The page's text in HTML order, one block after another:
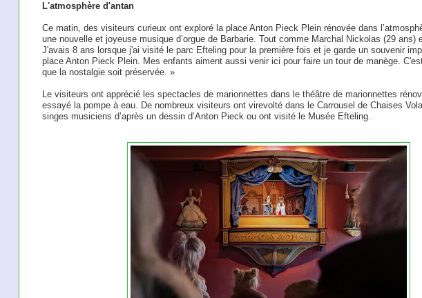
L'atmosphère d'antan
Ce matin, des visiteurs curieux ont exploré la place Anton Pieck Plein rénovée dans
une nouvelle et joyeuse musique d’orgue de Barbarie. Tout comme Marchal Nickolas (29 ans)
J'avais 8 ans lorsque j'ai visité le parc Efteling pour la première fois et je garde un souvenir
place Anton Pieck Plein. Mes enfants aiment aussi venir ici pour faire un tour de manège.
que la nostalgie soit préservée. »
Le visiteurs ont apprécié les spectacles de marionnettes dans le théâtre de marionnettes
essayé la pompe à eau. De nombreux visiteurs ont virevolté dans le Carrousel de Chaises
singes musiciens d’après un dessin d’Anton Pieck ou ont visité le Musée Efteling.